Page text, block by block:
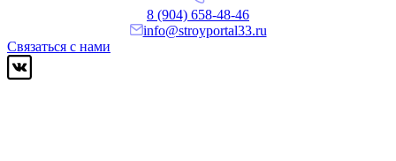
8 (904) 658-48-46
info@stroyportal33.ru
Связаться с нами